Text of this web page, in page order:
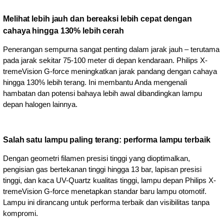
Melihat lebih jauh dan bereaksi lebih cepat dengan
cahaya hingga 130% lebih cerah
Penerangan sempurna sangat penting dalam jarak jauh – terutama
pada jarak sekitar 75-100 meter di depan kendaraan. Philips X-
tremeVision G-force meningkatkan jarak pandang dengan cahaya
hingga 130% lebih terang. Ini membantu Anda mengenali
hambatan dan potensi bahaya lebih awal dibandingkan lampu
depan halogen lainnya.
Salah satu lampu paling terang: performa lampu terbaik
Dengan geometri filamen presisi tinggi yang dioptimalkan,
pengisian gas bertekanan tinggi hingga 13 bar, lapisan presisi
tinggi, dan kaca UV-Quartz kualitas tinggi, lampu depan Philips X-
tremeVision G-force menetapkan standar baru lampu otomotif.
Lampu ini dirancang untuk performa terbaik dan visibilitas tanpa
kompromi.